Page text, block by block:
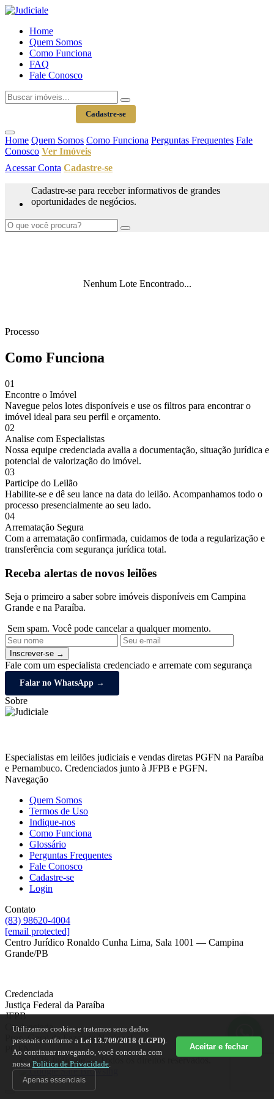
Home
Quem Somos
Como Funciona
FAQ
Fale Conosco
Cadastre-se
Home Quem Somos Como Funciona Perguntas Frequentes Fale
Conosco Ver Imóveis
Acessar Conta Cadastre-se
Cadastre-se para receber informativos de grandes
oportunidades de negócios.
Nenhum Lote Encontrado...
Processo
Como Funciona
01
Encontre o Imóvel
Navegue pelos lotes disponíveis e use os filtros para encontrar o
imóvel ideal para seu perfil e orçamento.
02
Analise com Especialistas
Nossa equipe credenciada avalia a documentação, situação jurídica e
potencial de valorização do imóvel.
03
Participe do Leilão
Habilite-se e dê seu lance na data do leilão. Acompanhamos todo o
processo presencialmente ao seu lado.
04
Arrematação Segura
Com a arrematação confirmada, cuidamos de toda a regularização e
transferência com segurança jurídica total.
Receba alertas de novos leilões
Seja o primeiro a saber sobre imóveis disponíveis em Campina
Grande e na Paraíba.
Sem spam. Você pode cancelar a qualquer momento.
Inscrever-se →
Fale com um especialista credenciado e arremate com segurança
Falar no WhatsApp →
Sobre
Especialistas em leilões judiciais e vendas diretas PGFN na Paraíba
e Pernambuco. Credenciados junto à JFPB e PGFN.
Navegação
Quem Somos
Termos de Uso
Indique-nos
Como Funciona
Glossário
Perguntas Frequentes
Fale Conosco
Cadastre-se
Login
Contato
(83) 98620-4004
[email protected]
Centro Jurídico Ronaldo Cunha Lima, Sala 1001 — Campina
Grande/PB
Credenciada
Justiça Federal da Paraíba
JFPB
Credenciada
Proc. Geral da Fazenda Nacional
PGFN
© 2026 Judiciale — Todos os direitos reservados.
Utilizamos cookies e tratamos seus dados
pessoais conforme a Lei 13.709/2018 (LGPD).
Ao continuar navegando, você concorda com
nossa Política de Privacidade.
Aceitar e fechar
Apenas essenciais